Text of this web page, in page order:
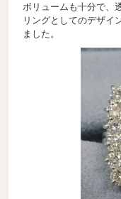
ボリュームも十分で、
リングとしてのデザイ
ました。